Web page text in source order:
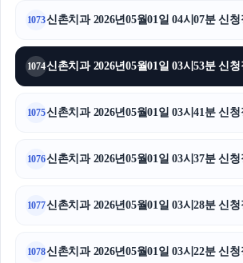
1073신촌치과 2026년05월01일 04시07분 신
1074신촌치과 2026년05월01일 03시53분 신
1075신촌치과 2026년05월01일 03시41분 신
1076신촌치과 2026년05월01일 03시37분 신
1077신촌치과 2026년05월01일 03시28분 신
1078신촌치과 2026년05월01일 03시22분 신